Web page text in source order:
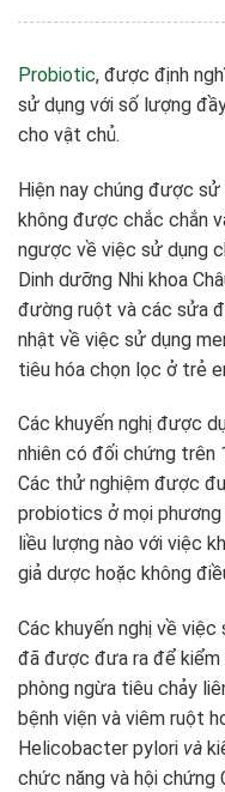
Probiotic, được định
sử dụng với số lượng
cho vật chủ.
Hiện nay chúng được sử
không được chắc chắn
ngược về việc sử dụng
Dinh dưỡng Nhi khoa
đường ruột và các sửa
nhật về việc sử dụng
tiêu hóa chọn lọc ở trẻ
Các khuyến nghị được
nhiên có đối chứng trên
Các thử nghiệm được
probiotics ở mọi
liều lượng nào với việc
giả dược hoặc không
Các khuyến nghị về
đã được đưa ra để
phòng ngừa tiêu chảy
bệnh viện và viêm ruột
Helicobacter pylori và
chức năng và hội chứng